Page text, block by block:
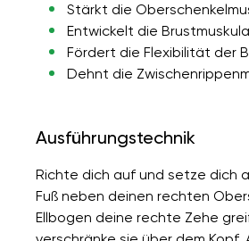
Stärkt die
Entwickelt die
Fördert die Flexibilität der
Dehnt die
Ausführungstechnik
Richte dich auf und setze dich
Fuß neben deinen rechten
Ellbogen deine rechte Zehe